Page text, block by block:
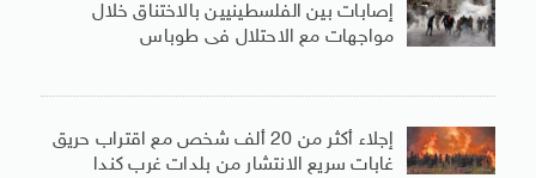
إصابات بين الفلسطينيين بالاختناق خلال
مواجهات مع الاحتلال فى طوباس
إجلاء أكثر من 20 ألف شخص مع اقتراب حريق
غابات سريع الانتشار من بلدات غرب كندا